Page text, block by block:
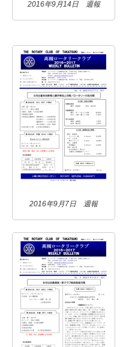
2016年9月14日 週報
2016年9月7日 週報